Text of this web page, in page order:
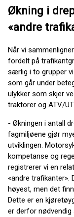
Økning i
«andre
Når vi
fordelt på
særlig i to grupper vi
som går under
ulykker som skjer
traktorer og ATV/
- Økningen i antall
fagmiljøene gjør
utviklingen.
kompetanse og
registrerer vi en
«andre trafikanter».
høyest, men det
Dette er en
er derfor